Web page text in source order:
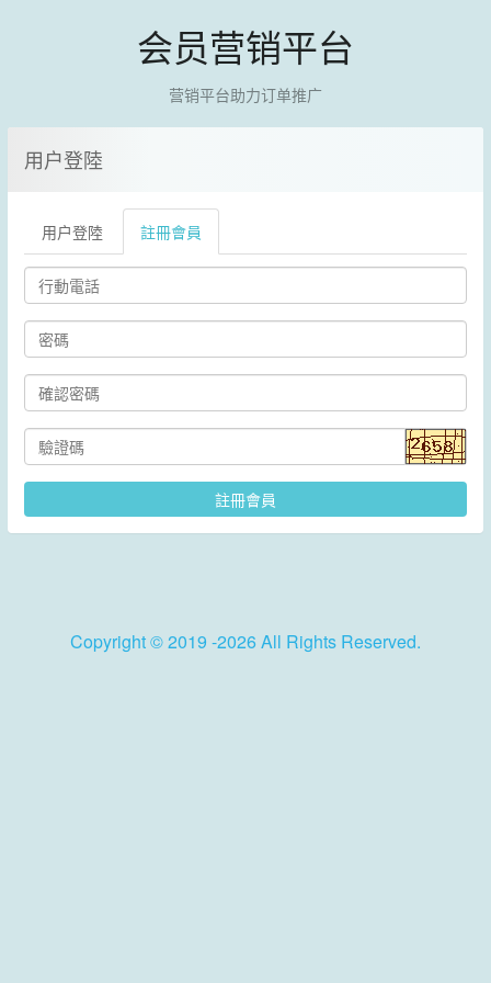
会员营销平台
营销平台助力订单推广
用户登陸
用户登陸 註冊會員
註冊會員
Copyright © 2019 -2026 All Rights Reserved.